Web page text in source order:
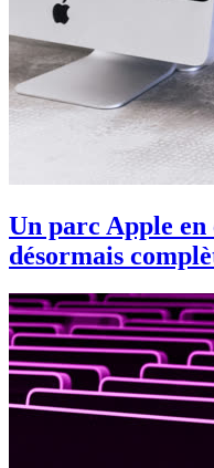
Un parc Apple
désormais